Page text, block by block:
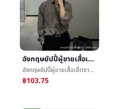
อังกฤษยัปปี้ผู้ชายเสื้อเชิ้ตชายแขนยาวสูงความรู้สึกสีเทาแสงสุกลมสูทภายในเอาเสื้อเชิ้ตoversize
อังกฤษยัปปี้ผู้ชายเสื้อเชิ้ตชายแขนยาวสูงความรู้สึกสีเทาแสงสุกลมสูทภายในเอาเสื้อเชิ้ตoversize
฿103.75